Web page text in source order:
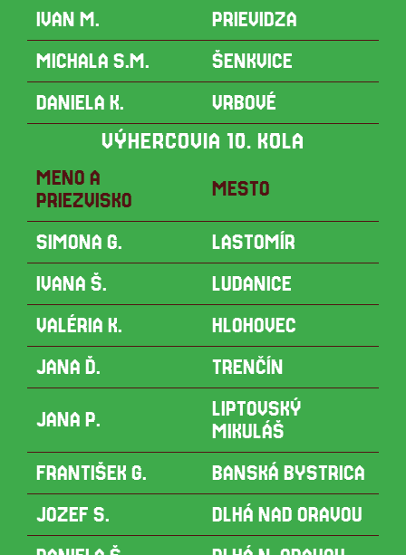
IVAN M.
PRIEVIDZA
MICHALA S.M.
ŠENKVICE
DANIELA K.
VRBOVÉ
VÝHERCOVIA 10. KOLA
MENO A
PRIEZVISKO
MESTO
SIMONA G.
LASTOMÍR
IVANA Š.
LUDANICE
VALÉRIA K.
HLOHOVEC
JANA Ď.
TRENČÍN
JANA P.
LIPTOVSKÝ
MIKULÁŠ
FRANTIŠEK G.
BANSKÁ BYSTRICA
JOZEF S.
DLHÁ NAD ORAVOU